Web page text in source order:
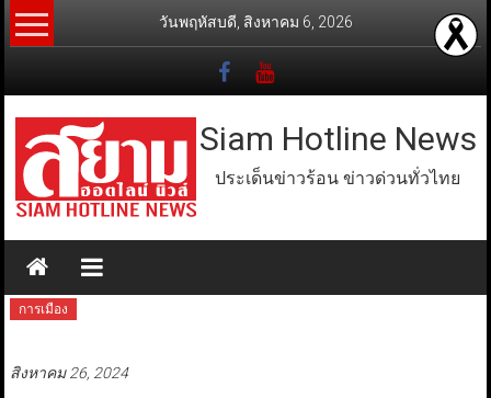
Skip
to
วันพฤหัสบดี, สิงหาคม 6, 2026
Siam Hotline News
ประเด็นข่าวร้อน ข่าวด่วนทั่วไทย
การเมือง
สิงหาคม 26, 2024